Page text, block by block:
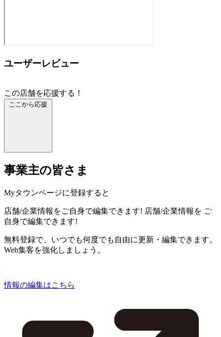
ユーザーレビュー
この店舗を応援する！
ここから応援
事業主の皆さま
Myタウンページに登録すると
店舗/企業情報をご自身で編集できます! 店舗/企業情報を ご
自身で編集できます!
無料登録で、いつでも何度でも自由に更新・編集できます。
Web集客を強化しましょう。
情報の編集はこちら